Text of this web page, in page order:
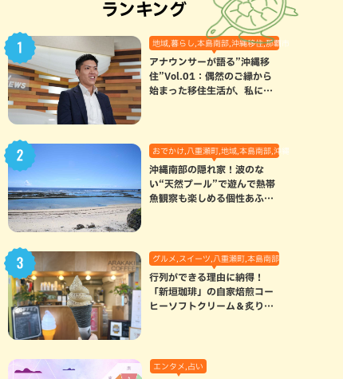
ランキング
地域,暮らし,本島南部,沖縄移住,那覇市
アナウンサーが語る”沖縄移
住”Vol.01：偶然のご縁から
始まった移住生活が、私にと
おでかけ,八重瀬町,地域,本島南部,沖縄の海,自然
沖縄南部の隠れ家！波のな
い“天然プール”で遊んで熱帯
魚観察も楽しめる個性あふれ
グルメ,スイーツ,八重瀬町,本島南部
行列ができる理由に納得！
「新垣珈琲」の自家焙煎コー
ヒーソフトクリーム＆炙りマ
エンタメ,占い